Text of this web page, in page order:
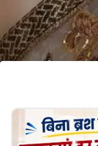
लोटस डिजाइन
देते हैं। ऐसे